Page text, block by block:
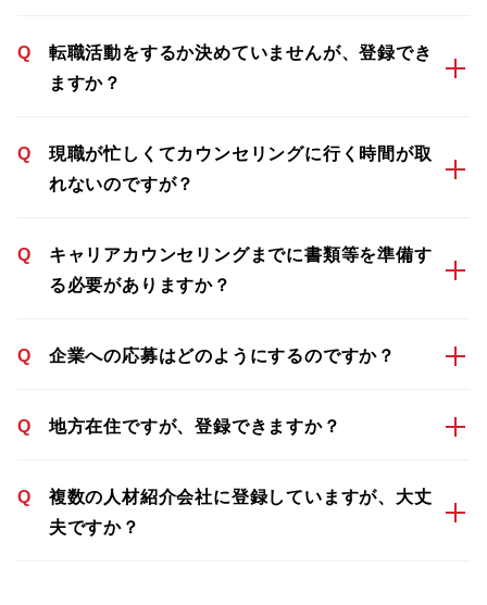
Q
転職活動をするか決めていませんが、登録でき
ますか？
Q
現職が忙しくてカウンセリングに行く時間が取
れないのですが？
Q
キャリアカウンセリングまでに書類等を準備す
る必要がありますか？
Q 企業への応募はどのようにするのですか？
Q 地方在住ですが、登録できますか？
Q
複数の人材紹介会社に登録していますが、大丈
夫ですか？